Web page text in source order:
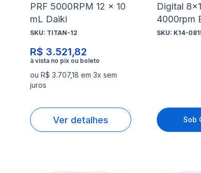
PRF 5000RPM 12 x 10
mL Daiki
SKU: TITAN-12
R$ 3.521,82
ou R$ 3.707,18 em 3x sem
juros
Ver detalhes
Digital
4000rpm
SKU: K14-
Sob